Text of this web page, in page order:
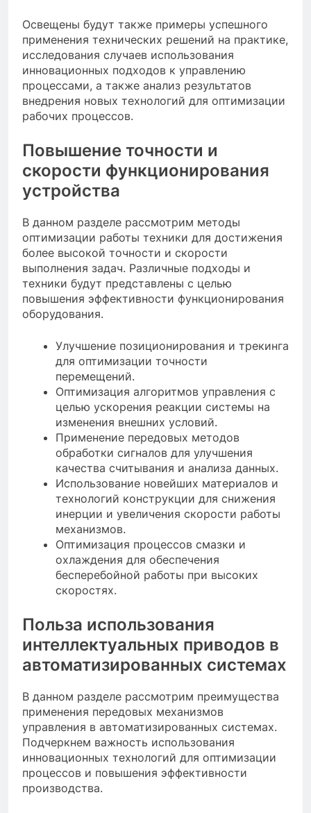
Освещены будут также примеры успешного
применения технических решений на практике,
исследования случаев использования
инновационных подходов к управлению
процессами, а также анализ результатов
внедрения новых технологий для оптимизации
рабочих процессов.
Повышение точности и
скорости функционирования
устройства
В данном разделе рассмотрим методы
оптимизации работы техники для достижения
более высокой точности и скорости
выполнения задач. Различные подходы и
техники будут представлены с целью
повышения эффективности функционирования
оборудования.
Улучшение позиционирования и трекинга
для оптимизации точности
перемещений.
Оптимизация алгоритмов управления с
целью ускорения реакции системы на
изменения внешних условий.
Применение передовых методов
обработки сигналов для улучшения
качества считывания и анализа данных.
Использование новейших материалов и
технологий конструкции для снижения
инерции и увеличения скорости работы
механизмов.
Оптимизация процессов смазки и
охлаждения для обеспечения
бесперебойной работы при высоких
скоростях.
Польза использования
интеллектуальных приводов в
автоматизированных системах
В данном разделе рассмотрим преимущества
применения передовых механизмов
управления в автоматизированных системах.
Подчеркнем важность использования
инновационных технологий для оптимизации
процессов и повышения эффективности
производства.